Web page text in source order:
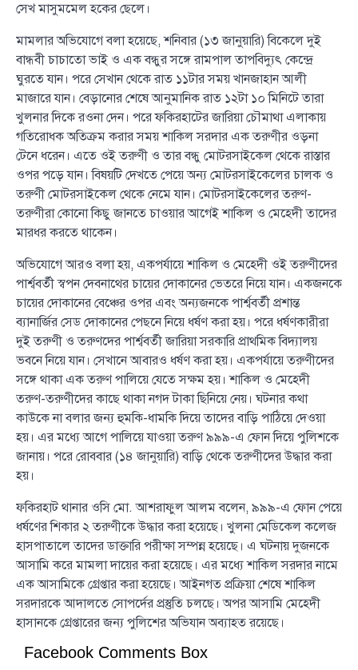
সেখ মাসুমমেল হকের ছেলে।
মামলার অভিযোগে বলা হয়েছে, শনিবার (১৩ জানুয়ারি) বিকেলে দুই
বান্ধবী চাচাতো ভাই ও এক বন্ধুর সঙ্গে রামপাল তাপবিদ্যুৎ কেন্দ্রে
ঘুরতে যান। পরে সেখান থেকে রাত ১১টার সময় খানজাহান আলী
মাজারে যান। বেড়ানোর শেষে আনুমানিক রাত ১২টা ১০ মিনিটে তারা
খুলনার দিকে রওনা দেন। পরে ফকিরহাটের জারিয়া চৌমাথা এলাকায়
গতিরোধক অতিক্রম করার সময় শাকিল সরদার এক তরুণীর ওড়না
টেনে ধরেন। এতে ওই তরুণী ও তার বন্ধু মোটরসাইকেল থেকে রাস্তার
ওপর পড়ে যান। বিষয়টি দেখতে পেয়ে অন্য মোটরসাইকেলের চালক ও
তরুণী মোটরসাইকেল থেকে নেমে যান। মোটরসাইকেলের তরুণ-
তরুণীরা কোনো কিছু জানতে চাওয়ার আগেই শাকিল ও মেহেদী তাদের
মারধর করতে থাকেন।
অভিযোগে আরও বলা হয়, একপর্যায়ে শাকিল ও মেহেদী ওই তরুণীদের
পার্শ্ববর্তী স্বপন দেবনাথের চায়ের দোকানের ভেতরে নিয়ে যান। একজনকে
চায়ের দোকানের বেঞ্চের ওপর এবং অন্যজনকে পার্শ্ববর্তী প্রশান্ত
ব্যানার্জির সেড দোকানের পেছনে নিয়ে ধর্ষণ করা হয়। পরে ধর্ষণকারীরা
দুই তরুণী ও তরুণদের পার্শ্ববর্তী জারিয়া সরকারি প্রাথমিক বিদ্যালয়
ভবনে নিয়ে যান। সেখানে আবারও ধর্ষণ করা হয়। একপর্যায়ে তরুণীদের
সঙ্গে থাকা এক তরুণ পালিয়ে যেতে সক্ষম হয়। শাকিল ও মেহেদী
তরুণ-তরুণীদের কাছে থাকা নগদ টাকা ছিনিয়ে নেয়। ঘটনার কথা
কাউকে না বলার জন্য হুমকি-ধামকি দিয়ে তাদের বাড়ি পাঠিয়ে দেওয়া
হয়। এর মধ্যে আগে পালিয়ে যাওয়া তরুণ ৯৯৯-এ ফোন দিয়ে পুলিশকে
জানায়। পরে রোববার (১৪ জানুয়ারি) বাড়ি থেকে তরুণীদের উদ্ধার করা
হয়।
ফকিরহাট থানার ওসি মো. আশরাফুল আলম বলেন, ৯৯৯-এ ফোন পেয়ে
ধর্ষণের শিকার ২ তরুণীকে উদ্ধার করা হয়েছে। খুলনা মেডিকেল কলেজ
হাসপাতালে তাদের ডাক্তারি পরীক্ষা সম্পন্ন হয়েছে। এ ঘটনায় দুজনকে
আসামি করে মামলা দায়ের করা হয়েছে। এর মধ্যে শাকিল সরদার নামে
এক আসামিকে গ্রেপ্তার করা হয়েছে। আইনগত প্রক্রিয়া শেষে শাকিল
সরদারকে আদালতে সোপর্দের প্রস্তুতি চলছে। অপর আসামি মেহেদী
হাসানকে গ্রেপ্তারের জন্য পুলিশের অভিযান অব্যাহত রয়েছে।
Facebook Comments Box